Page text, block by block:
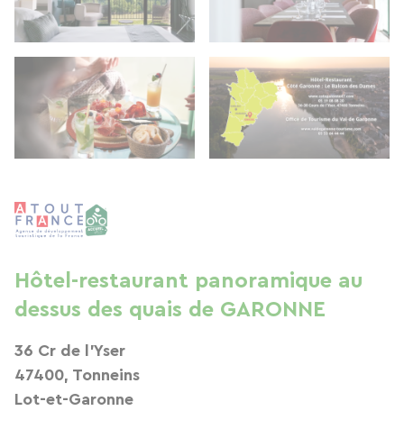
Hôtel-restaurant panoramique au
dessus des quais de GARONNE
36 Cr de l'Yser
47400, Tonneins
Lot-et-Garonne